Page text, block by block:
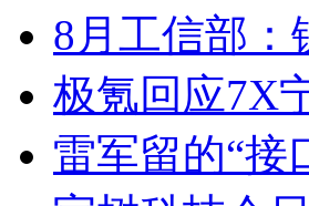
8月工信部：
极氪回应7X
雷军留的“接